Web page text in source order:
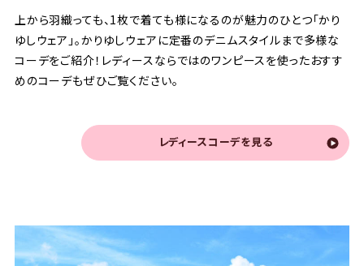
上から羽織っても、1枚で着ても様になるのが魅力のひとつ「かり
ゆしウェア」。かりゆしウェアに定番のデニムスタイルまで多様な
コーデをご紹介！レディースならではのワンピースを使ったおすす
めのコーデもぜひご覧ください。
レディースコーデを見る